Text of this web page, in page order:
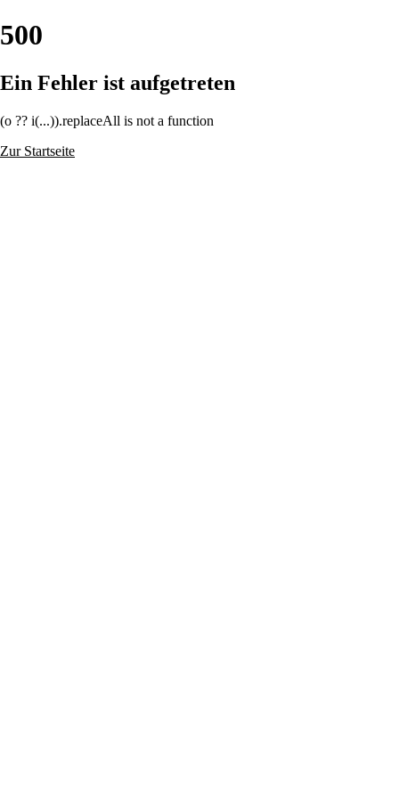
500
Ein Fehler ist aufgetreten
(o ?? i(...)).replaceAll is not a function
Zur Startseite